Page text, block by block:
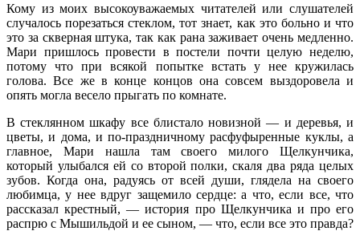
Кому из моих высокоуважаемых читателей или слушателей
случалось порезаться стеклом, тот знает, как это больно и что
это за скверная штука, так как рана заживает очень медленно.
Мари пришлось провести в постели почти целую неделю,
потому что при всякой попытке встать у нее кружилась
голова. Все же в конце концов она совсем выздоровела и
опять могла весело прыгать по комнате.
В стеклянном шкафу все блистало новизной — и деревья, и
цветы, и дома, и по-праздничному расфуфыренные куклы, а
главное, Мари нашла там своего милого Щелкунчика,
который улыбался ей со второй полки, скаля два ряда целых
зубов. Когда она, радуясь от всей души, глядела на своего
любимца, у нее вдруг защемило сердце: а что, если все, что
рассказал крестный, — история про Щелкунчика и про его
распрю с Мышильдой и ее сыном, — что, если все это правда?